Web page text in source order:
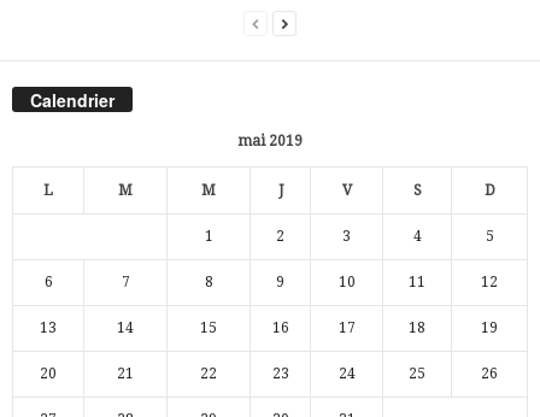
Calendrier
mai 2019
L M M J V S D
1 2 3 4 5
6 7 8 9 10 11 12
13 14 15 16 17 18 19
20 21 22 23 24 25 26